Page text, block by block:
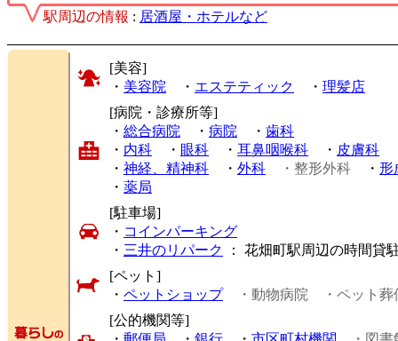
駅周辺の情報 : 居酒屋・ホテルなど
[美容]
・ 美容院 ・ エステティック ・ 理髪店
[病院・診療所等]
・ 総合病院 ・ 病院 ・ 歯科
・ 内科 ・ 眼科 ・ 耳鼻咽喉科 ・ 皮膚科
・ 神経、精神科 ・ 外科 ・整形外科 ・ 形
・ 薬局
[駐車場]
・ コインパーキング
・ 三井のリパーク
： 花畑町駅周辺の時間貸
[ペット]
・ ペットショップ ・動物病院
・ペット葬
[公的機関等]